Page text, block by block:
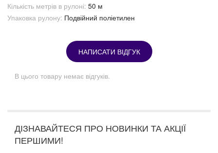
Кількість метрів в рулоні: 50 м
Упаковка рулону: Подвійний поліетилен
НАПИСАТИ ВІДГУК
В цього товару немає відгуків.
ДІЗНАВАЙТЕСЯ ПРО НОВИНКИ ТА АКЦІЇ
ПЕРШИМИ!